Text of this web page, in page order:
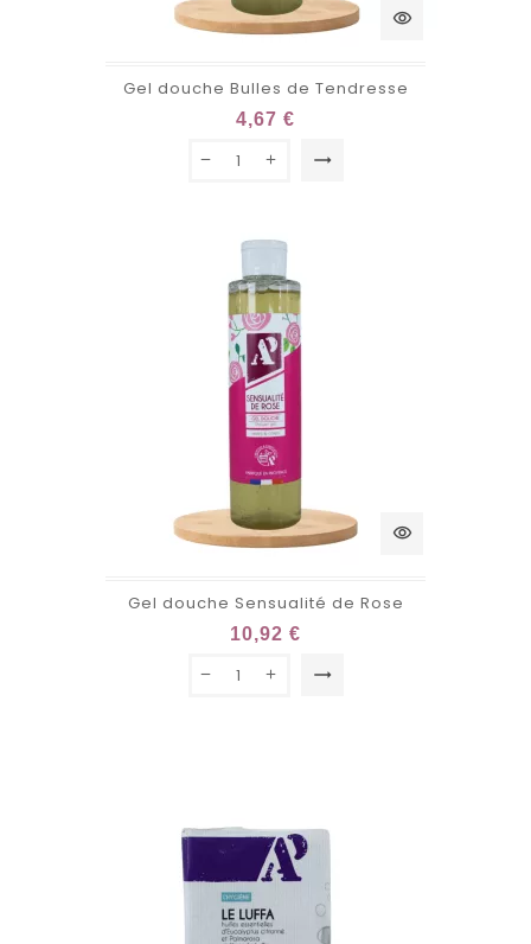
visibility
Gel douche Bulles de Tendresse
4,67 €
trending_flat
visibility
Gel douche Sensualité de Rose
10,92 €
trending_flat